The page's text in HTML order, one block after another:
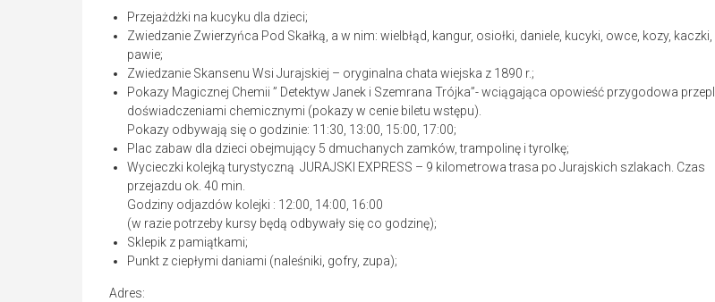
Przejażdżki na kucyku dla dzieci;
Zwiedzanie Zwierzyńca Pod Skałką, a w nim: wielbłąd, kangur, osiołki, daniele, kucyki, owce, kozy, kaczki,
pawie;
Zwiedzanie Skansenu Wsi Jurajskiej – oryginalna chata wiejska z 1890 r.;
Pokazy Magicznej Chemii ” Detektyw Janek i Szemrana Trójka”- wciągająca opowieść przygodowa
doświadczeniami chemicznymi (pokazy w cenie biletu wstępu).
Pokazy odbywają się o godzinie: 11:30, 13:00, 15:00, 17:00;
Plac zabaw dla dzieci obejmujący 5 dmuchanych zamków, trampolinę i tyrolkę;
Wycieczki kolejką turystyczną JURAJSKI EXPRESS – 9 kilometrowa trasa po Jurajskich szlakach. Czas
przejazdu ok. 40 min.
Godziny odjazdów kolejki : 12:00, 14:00, 16:00
(w razie potrzeby kursy będą odbywały się co godzinę);
Sklepik z pamiątkami;
Punkt z ciepłymi daniami (naleśniki, gofry, zupa);
Adres: